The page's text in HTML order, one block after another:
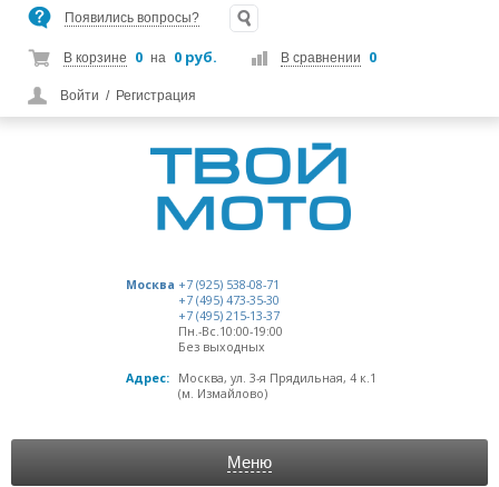
Появились вопросы?
В корзине 0 на 0 руб. В сравнении 0
Войти / Регистрация
Москва +7 (925) 538-08-71
+7 (495) 473-35-30
+7 (495) 215-13-37
Пн.-Вс.10:00-19:00
Без выходных
Адрес:
Москва, ул. 3-я Прядильная, 4 к.1
(м. Измайлово)
Меню